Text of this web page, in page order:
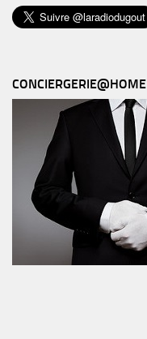
CONCIERGERIE@HOME